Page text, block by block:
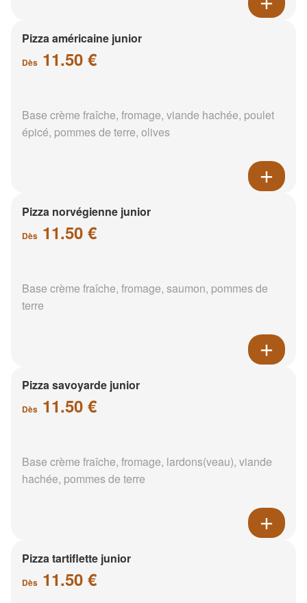
Pizza américaine junior
Dès 11.50 €
Base crème fraîche, fromage, viande hachée, poulet
épicé, pommes de terre, olives
Pizza norvégienne junior
Dès 11.50 €
Base crème fraîche, fromage, saumon, pommes de
terre
Pizza savoyarde junior
Dès 11.50 €
Base crème fraîche, fromage, lardons(veau), viande
hachée, pommes de terre
Pizza tartiflette junior
Dès 11.50 €